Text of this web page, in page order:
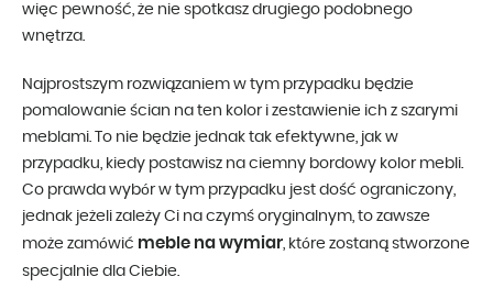
więc pewność, że nie spotkasz drugiego podobnego
wnętrza.
Najprostszym rozwiązaniem w tym przypadku będzie
pomalowanie ścian na ten kolor i zestawienie ich z szarymi
meblami. To nie będzie jednak tak efektywne, jak w
przypadku, kiedy postawisz na ciemny bordowy kolor mebli.
Co prawda wybór w tym przypadku jest dość ograniczony,
jednak jeżeli zależy Ci na czymś oryginalnym, to zawsze
może zamówić meble na wymiar , które zostaną stworzone
specjalnie dla Ciebie.